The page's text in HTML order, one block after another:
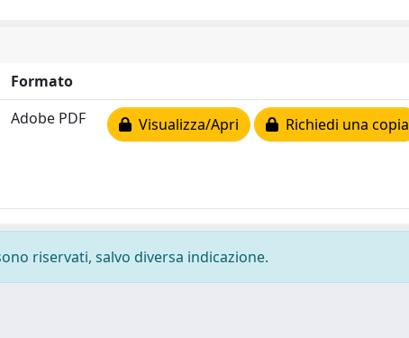
Formato
Adobe PDF Visualizza/Apri Richiedi una copia
riservati, salvo diversa indicazione.